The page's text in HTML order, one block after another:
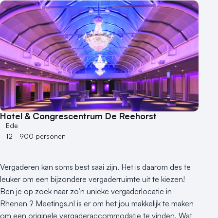
Buitenlocatie
Duurzame locatie
Groene locatie
Heisessie
Hotel
Hybride events
Industriële locatie
Kasteel en landgoed
Kleine / intieme locatie
Locaties aan zee
Museum
Varende locatie
Hotel & Congrescentrum De Reehorst
Ede
12 - 900 personen
Vergaderen kan soms best saai zijn. Het is daarom des te
leuker om een bijzondere vergaderruimte uit te kiezen!
Ben je op zoek naar zo’n unieke vergaderlocatie in
Rhenen ? Meetings.nl is er om het jou makkelijk te maken
om een originele vergaderaccommodatie te vinden. Wat